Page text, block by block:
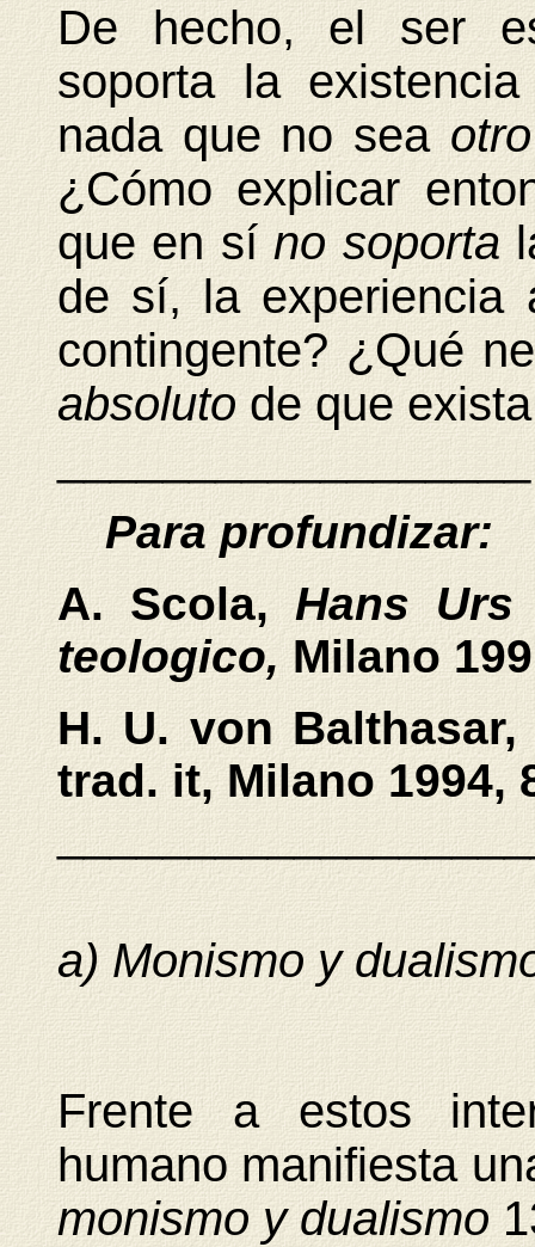
De hecho, el ser
soporta la
nada que no sea
¿Cómo explicar
que en síno soporta
de sí, la experiencia
contingente? ¿Qué
absolutode que
__________________
Para profundizar:
A. Scola,Hans
teologico,Milano
H. U. von Balthasar,
trad. it, Milano 1994,
a) Monismo y
Frente a estos
humano manifiesta
monismo y dualismo